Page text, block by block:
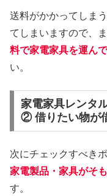
送料がかかってしま
てしまいますので、
料で家電家具を運ん
い。
家電家具レンタ
② 借りたい物が
次にチェックすべきポ
家電製品・家具がそ
す。